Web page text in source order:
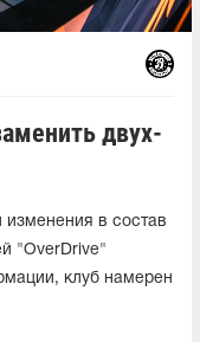
двух-
изменения в состав
"OverDrive"
клуб намерен